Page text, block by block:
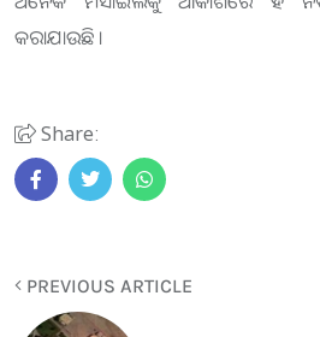
କରାଯାଉଛି ।
Share:
PREVIOUS ARTICLE